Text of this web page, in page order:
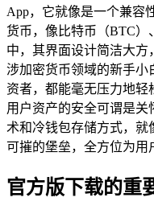
App，它就像是一个兼容
货币，像比特币（BTC）
中，其界面设计简洁大方
涉加密货币领域的新手小
资者，都能毫无压力地轻
用户资产的安全可谓是关
术和冷钱包存储方式，就
可摧的堡垒，全方位为用
官方版下载的重